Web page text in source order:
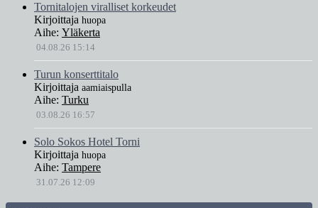
Tornitalojen viralliset korkeudet
Kirjoittaja huopa
Aihe: Yläkerta
04.08.26 15:14
Turun konserttitalo
Kirjoittaja aamiaispulla
Aihe: Turku
03.08.26 16:57
Solo Sokos Hotel Torni
Kirjoittaja huopa
Aihe: Tampere
31.07.26 12:09